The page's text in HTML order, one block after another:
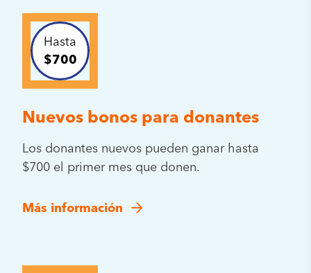
Hasta
$700
Nuevos bonos para donantes
Los donantes nuevos pueden ganar hasta
$700 el primer mes que donen.
Más información